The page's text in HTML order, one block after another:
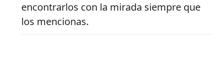
encontrarlos con la mirada siempre que
los mencionas.